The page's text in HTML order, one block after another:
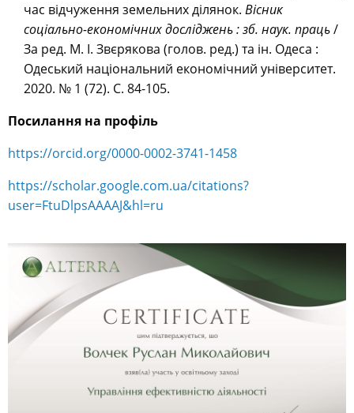
час відчуження земельних ділянок. Вісник
соціально-економічних досліджень : зб. наук. праць/
За ред. М. І. Звєрякова (голов. ред.) та ін. Одеса :
Одеський національний економічний університет.
2020. № 1 (72). С. 84-105.
Посилання на профіль
https://orcid.org/0000-0002-3741-1458
https://scholar.google.com.ua/citations?
user=FtuDlpsAAAAJ&hl=ru